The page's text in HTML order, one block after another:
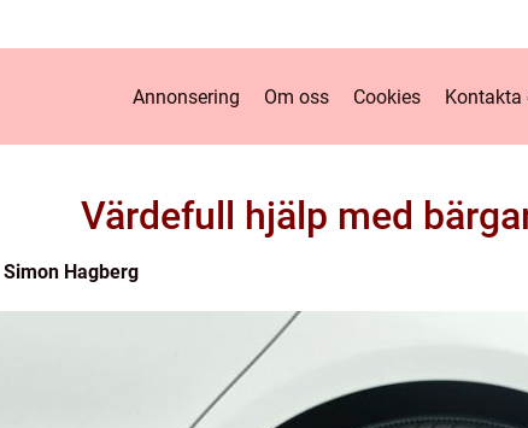
Annonsering Om oss Cookies Kontakta
Värdefull hjälp med
Simon Hagberg